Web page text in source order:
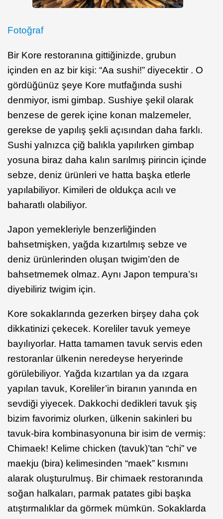
Fotoğraf
Bir Kore restoranına gittiğinizde, grubun
içinden en az bir kişi: “Aa sushi!” diyecektir . O
gördüğünüz şeye Kore mutfağında sushi
denmiyor, ismi gimbap. Sushiye şekil olarak
benzese de gerek içine konan malzemeler,
gerekse de yapılış şekli açısından daha farklı.
Sushi yalnızca çiğ balıkla yapılırken gimbap
yosuna biraz daha kalın sarılmış pirincin içinde
sebze, deniz ürünleri ve hatta başka etlerle
yapılabiliyor. Kimileri de oldukça acılı ve
baharatlı olabiliyor.
Japon yemekleriyle benzerliğinden
bahsetmişken, yağda kızartılmış sebze ve
deniz ürünlerinden oluşan twigim’den de
bahsetmemek olmaz. Aynı Japon tempura’sı
diyebiliriz twigim için.
Kore sokaklarında gezerken birşey daha çok
dikkatinizi çekecek. Koreliler tavuk yemeye
bayılıyorlar. Hatta tamamen tavuk servis eden
restoranlar ülkenin neredeyse heryerinde
görülebiliyor. Yağda kızartılan ya da ızgara
yapılan tavuk, Koreliler’in biranın yanında en
sevdiği yiyecek. Dakkochi dedikleri tavuk şiş
bizim favorimiz olurken, ülkenin sakinleri bu
tavuk-bira kombinasyonuna bir isim de vermiş:
Chimaek! Kelime chicken (tavuk)’tan “chi” ve
maekju (bira) kelimesinden “maek” kısmını
alarak oluşturulmuş. Bir chimaek restoranında
soğan halkaları, parmak patates gibi başka
atıştırmalıklar da görmek mümkün. Sokaklarda